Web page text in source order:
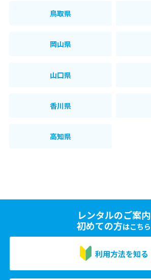
鳥取県
岡山県
山口県
香川県
高知県
レンタルのご案内
初めての方はこちら
利用方法を知る